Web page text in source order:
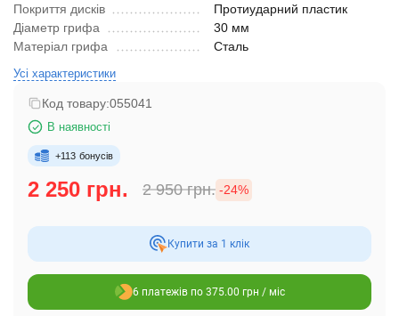
Покриття дисків
Протиударний пластик
Діаметр грифа
30 мм
Матеріал грифа
Сталь
Усі характеристики
Код товару:055041
В наявності
+113 бонусів
2 250 грн. 2 950 грн. -24%
Купити за 1 клiк
6 платежів по 375.00 грн / міс